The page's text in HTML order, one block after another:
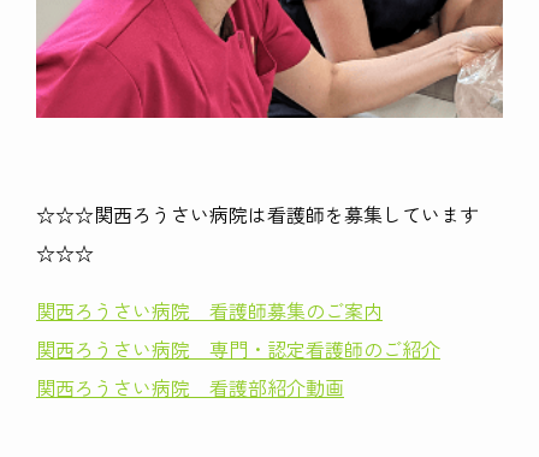
☆☆☆関西ろうさい病院は看護師を募集しています
☆☆☆
関西ろうさい病院 看護師募集のご案内
関西ろうさい病院 専門・認定看護師のご紹介
関西ろうさい病院 看護部紹介動画